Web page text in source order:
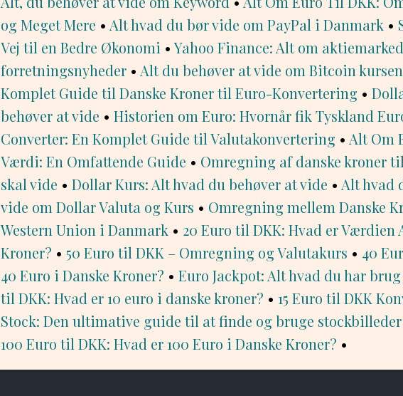
og Meget Mere • Alt hvad du bør vide om PayPal i Danmark •
Vej til en Bedre Økonomi •Yahoo Finance: Alt om
forretningsnyheder • Alt du behøver at vide om Bitcoin kursen
Komplet Guide til Danske Kroner til Euro-Konvertering •
behøver at vide • Historien om Euro: Hvornår fik Tyskland
Converter: En Komplet Guide til Valutakonvertering • Alt Om
Værdi: En Omfattende Guide • Omregning af danske kroner
skal vide • Dollar Kurs: Alt hvad du behøver at vide • Alt hvad
vide om Dollar Valuta og Kurs • Omregning mellem Danske
Western Union i Danmark • 20 Euro til DKK: Hvad er Værdien
Kroner? • 50 Euro til DKK – Omregning og Valutakurs • 40
40 Euro i Danske Kroner? • Euro Jackpot: Alt hvad du har
til DKK: Hvad er 10 euro i danske kroner? • 15 Euro til DKK
Stock: Den ultimative guide til at finde og bruge
100 Euro til DKK: Hvad er 100 Euro i Danske Kroner? •